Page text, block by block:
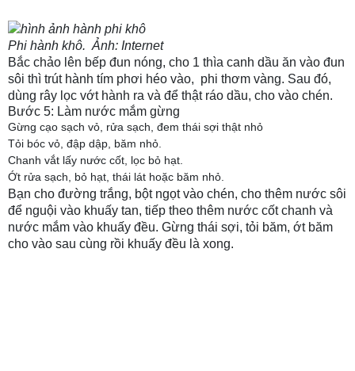
Phi hành khô. Ảnh: Internet
Bắc chảo lên bếp đun nóng, cho 1 thìa canh dầu ăn vào đun
sôi thì trút hành tím phơi héo vào, phi thơm vàng. Sau đó,
dùng rây lọc vớt hành ra và để thật ráo dầu, cho vào chén.
Bước 5: Làm nước mắm gừng
Gừng cạo sạch vỏ, rửa sạch, đem thái sợi thật nhỏ
Tỏi bóc vỏ, đập dập, băm nhỏ.
Chanh vắt lấy nước cốt, lọc bỏ hạt.
Ớt rửa sạch, bỏ hạt, thái lát hoặc băm nhỏ.
Bạn cho đường trắng, bột ngọt vào chén, cho thêm nước sôi
để nguội vào khuấy tan, tiếp theo thêm nước cốt chanh và
nước mắm vào khuấy đều. Gừng thái sợi, tỏi băm, ớt băm
cho vào sau cùng rồi khuấy đều là xong.